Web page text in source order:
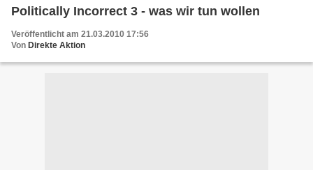
Politically Incorrect 3 - was wir tun wollen
Veröffentlicht am 21.03.2010 17:56
Von Direkte Aktion